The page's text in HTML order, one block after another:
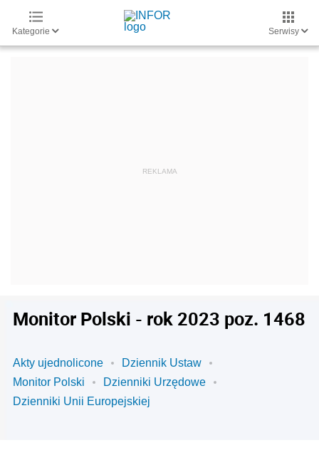
Kategorie Serwisy
Monitor Polski - rok 2023 poz. 1468
Akty ujednolicone
Dziennik Ustaw
Monitor Polski
Dzienniki Urzędowe
Dzienniki Unii Europejskiej